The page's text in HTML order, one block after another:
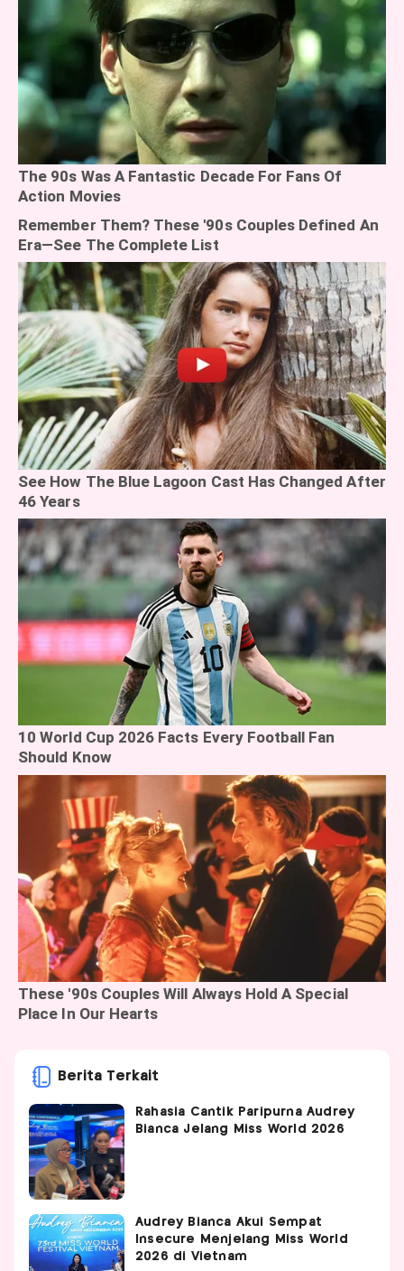
Berita Terkait
Rahasia Cantik Paripurna Audrey
Bianca Jelang Miss World 2026
Audrey Bianca Akui Sempat
Insecure Menjelang Miss World
2026 di Vietnam